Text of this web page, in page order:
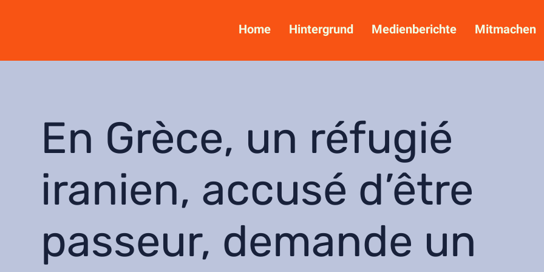
Home Hintergrund Medienberichte Mitmachen
En Grèce, un réfugié
iranien, accusé d’être
passeur, demande un